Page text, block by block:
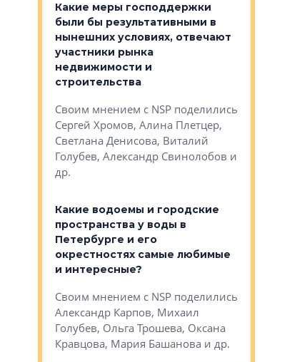
и
этом
Какие меры господдержки
были бы результативными в
нынешних условиях, отвечают
участники рынка
недвижимости и
строительства
Своим мнением с NSP поделились
Сергей Хромов, Алина Плетцер,
Светлана Денисова, Виталий
Голубев, Александр Свинолобов и
др.
Какие водоемы и городские
пространства у воды в
Петербурге и его
окрестностях самые любимые
и интересные?
Своим мнением с NSP поделились
Александр Карпов, Михаил
Голубев, Ольга Трошева, Оксана
Кравцова, Мария Башанова и др.